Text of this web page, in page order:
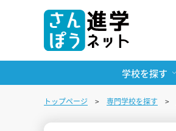
学校を探す
トップページ 専門学校を探す